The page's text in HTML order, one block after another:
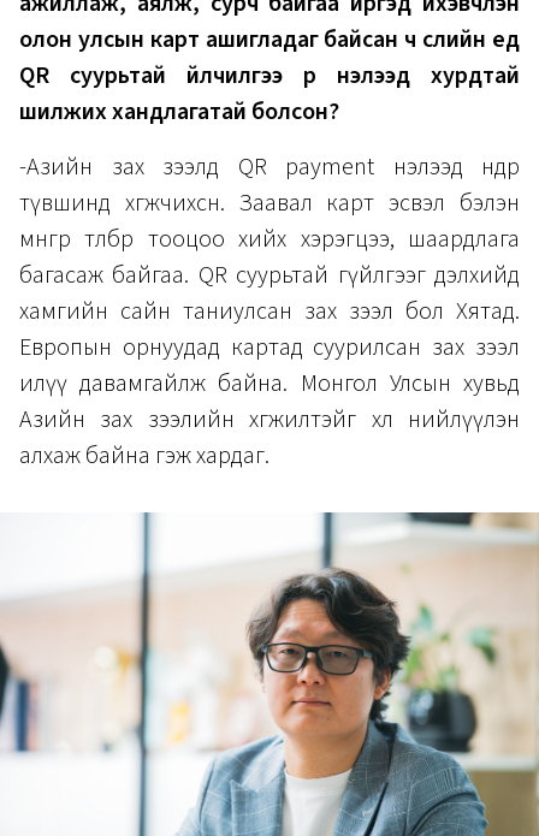
олон улсын карт ашигладаг байсан ч сүүлийн үед
QR суурьтай үйлчилгээ рүү нэлээд хурдтай
шилжих хандлагатай болсон?
-Азийн зах зээлд QR payment нэлээд өндөр
түвшинд хөгжчихсөн. Заавал карт эсвэл бэлэн
мөнгөөр төлбөр тооцоо хийх хэрэгцээ, шаардлага
багасаж байгаа. QR суурьтай гүйлгээг дэлхийд
хамгийн сайн таниулсан зах зээл бол Хятад.
Европын орнуудад картад суурилсан зах зээл
илүү давамгайлж байна. Монгол Улсын хувьд
Азийн зах зээлийн хөгжилтэйгөө хөл нийлүүлэн
алхаж байна гэж хардаг.